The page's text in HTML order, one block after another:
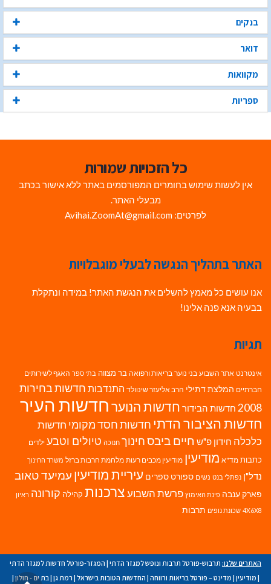
בנקים
דואר
מקוואות
ספריות
כל הזכויות שמורות
אין לעשות שימוש בחומרים המפורסמים באתר ללא אישור בכתב
מבעלי האתר.
לפרטים: Avihai.ZoomAt@gmail.com
האתר בתהליך הנגשה לבעלי מוגבלויות
אנו עושים כל מאמץ להשלים את הנגשת האתר! במידה ונתקלת
בבעיה אנא פנה אלינו!
תגיות
אינטרנט אתר השבוע בני נוער בריאות ורפואה בר מצווה בתי ספר האגף לשירותים
חברתיים המלצת דתילי הרב אליעזר שינוולד התנדבות חדשות בחירות
2008 חדשות הבידור חדשות הנוערחדשות העיר
חדשות הציבור הדתי חדשות חסד מקומי חדשות
כלכלה חידון פ"ש חיים ביבסחינוך חנוכה טיולים וטבע ילדים
כתבות מד"א מודיעין מודיעין מכבים רעות מלחמת חרבות ברזל משרד החינוך
נדל"ן נפתלי בנט נשים ספורט ספרים עיריית מודיעין עמיעד טאוב
פארק ענבה פינת האימוץ פרשת השבועצרכנות קהילה קורונה ראיון
4X6X8 שכונת נופים תרבות
האתרים שלנו: תרבוש-פורטל תרבות ונופש למגזר הדתי | המגזר-פורטל חדשות למגזר הדתי
| מודיעין | מדינט – פורטל בריאות ורווחה | החדשות הטובות בישראל | רמת גן | בת ים - חולון|